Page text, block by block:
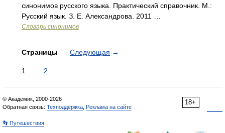
синонимов русского языка. Практический справочник. М.:
Русский язык. З. Е. Александрова. 2011 …
Словарь синонимов
Страницы Следующая →
1 2
18+
© Академик, 2000-2026
Обратная связь: Техподдержка Реклама на сайте
👣 Путешествия